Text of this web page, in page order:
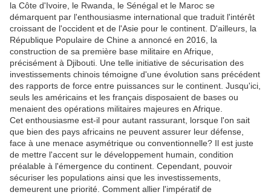
la Côte d'Ivoire, le Rwanda, le Sénégal et le Maroc se
démarquent par l'enthousiasme international que traduit l'intérêt
croissant de l'occident et de l'Asie pour le continent. D'ailleurs, la
République Populaire de Chine a annoncé en 2016, la
construction de sa première base militaire en Afrique,
précisément à Djibouti. Une telle initiative de sécurisation des
investissements chinois témoigne d'une évolution sans précédent
des rapports de force entre puissances sur le continent. Jusqu'ici,
seuls les américains et les français disposaient de bases ou
menaient des opérations militaires majeures en Afrique.
Cet enthousiasme est-il pour autant rassurant, lorsque l'on sait
que bien des pays africains ne peuvent assurer leur défense,
face à une menace asymétrique ou conventionnelle? Il est juste
de mettre l'accent sur le développement humain, condition
préalable à l'émergence du continent. Cependant, pouvoir
sécuriser les populations ainsi que les investissements,
demeurent une priorité. Comment allier l'impératif de